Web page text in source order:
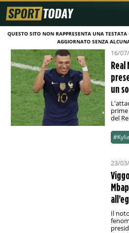
QUESTO SITO NON RAPPRESENTA UNA
AGGIORNATO SENZA
16/
Real
un
del
23/
Il